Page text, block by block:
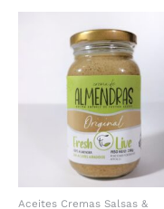
Aceites Cremas Salsas &